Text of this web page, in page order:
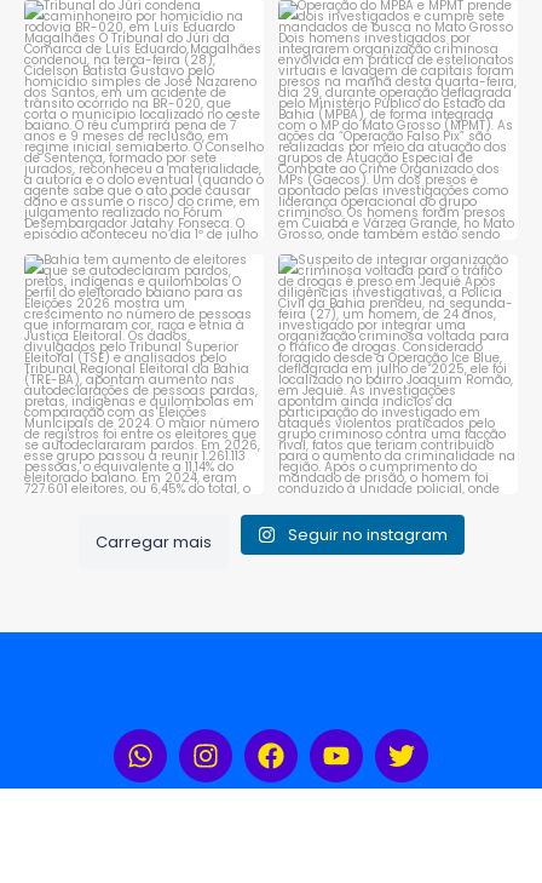
Tribunal do Júri condena
caminhoneiro por...
1 0
Operação do MPBA e MPMT
prende dois investigados e...
1 0
Bahia tem aumento de eleitores
que se autodeclaram...
1 0
Suspeito de integrar
organização criminosa
voltada...
1 0
Carregar mais Seguir no instagram